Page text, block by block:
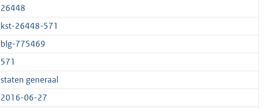
26448
kst-26448-571
blg-775469
571
staten generaal
2016-06-27